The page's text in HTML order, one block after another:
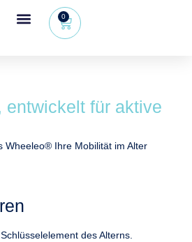
0
entwickelt für aktive
Wheeleo® Ihre Mobilität im Alter
des Alterns.